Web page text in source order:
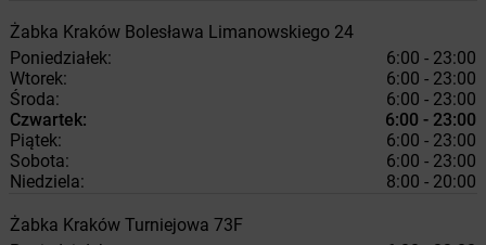
Żabka Kraków Bolesława Limanowskiego 24
Poniedziałek:
6:00 - 23:00
Wtorek:
6:00 - 23:00
Środa:
6:00 - 23:00
Czwartek:
6:00 - 23:00
Piątek:
6:00 - 23:00
Sobota:
6:00 - 23:00
Niedziela:
8:00 - 20:00
Żabka Kraków Turniejowa 73F